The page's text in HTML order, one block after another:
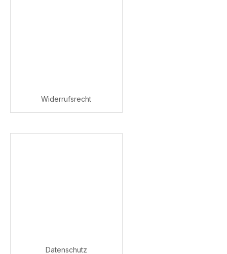
Widerrufsrecht
Datenschutz